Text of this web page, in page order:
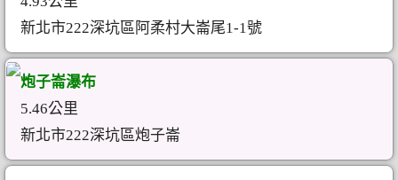
新北市222深坑區阿柔村大崙尾1-1號
炮子崙瀑布
5.46公里
新北市222深坑區炮子崙